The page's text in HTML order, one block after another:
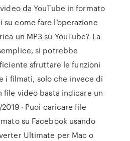
da YouTube in formato
su come fare l’operazione
un MP3 su YouTube? La
si potrebbe
sfruttare le funzioni
i filmati, solo che invece di
file video basta indicare un
· Puoi caricare file
su Facebook usando
Ultimate per Mac o